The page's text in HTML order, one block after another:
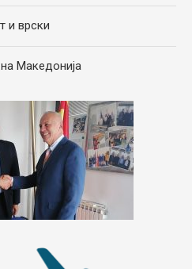
и врски
Македонија